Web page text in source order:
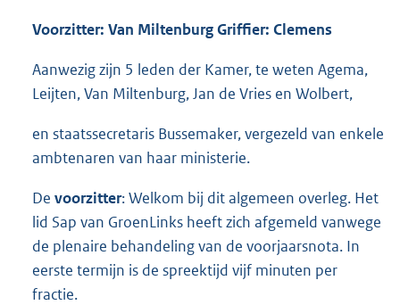
Voorzitter: Van Miltenburg Griffier: Clemens
Aanwezig zijn 5 leden der Kamer, te weten Agema,
Leijten, Van Miltenburg, Jan de Vries en Wolbert,
en staatssecretaris Bussemaker, vergezeld van enkele
ambtenaren van haar ministerie.
De voorzitter: Welkom bij dit algemeen overleg. Het
lid Sap van GroenLinks heeft zich afgemeld vanwege
de plenaire behandeling van de voorjaarsnota. In
eerste termijn is de spreektijd vijf minuten per
fractie.